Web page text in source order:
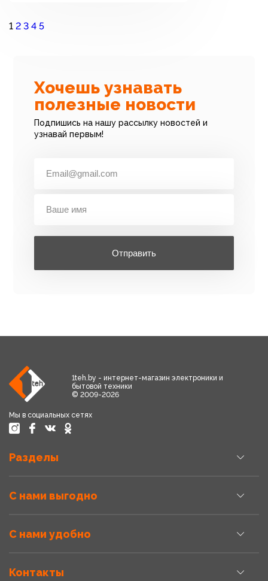
1 2 3 4 5
Хочешь узнавать
полезные новости
Подпишись на нашу рассылку новостей и
узнавай первым!
Отправить
1teh.by - интернет-магазин электроники и
бытовой техники
© 2009-2026
Мы в социальных сетях
Разделы
С нами выгодно
С нами удобно
Контакты